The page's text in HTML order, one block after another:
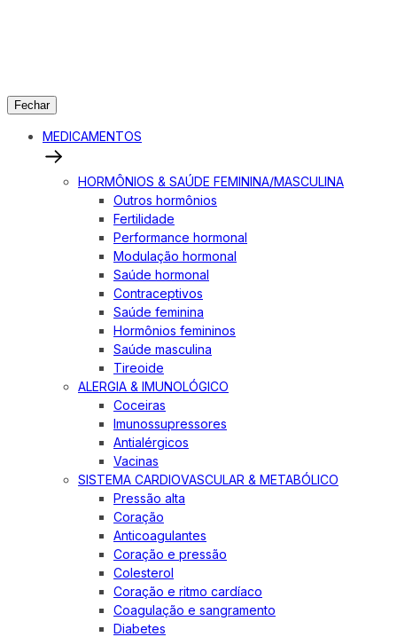
Fechar
MEDICAMENTOS
HORMÔNIOS & SAÚDE FEMININA/MASCULINA
Outros hormônios
Fertilidade
Performance hormonal
Modulação hormonal
Saúde hormonal
Contraceptivos
Saúde feminina
Hormônios femininos
Saúde masculina
Tireoide
ALERGIA & IMUNOLÓGICO
Coceiras
Imunossupressores
Antialérgicos
Vacinas
SISTEMA CARDIOVASCULAR & METABÓLICO
Pressão alta
Coração
Anticoagulantes
Coração e pressão
Colesterol
Coração e ritmo cardíaco
Coagulação e sangramento
Diabetes